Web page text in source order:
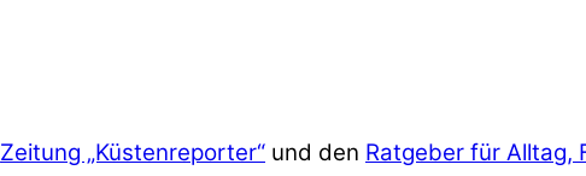
Zeitung „Küstenreporter“ und den Ratgeber für Alltag,